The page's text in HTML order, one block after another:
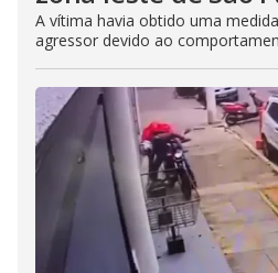
A vítima havia obtido uma
agressor devido ao